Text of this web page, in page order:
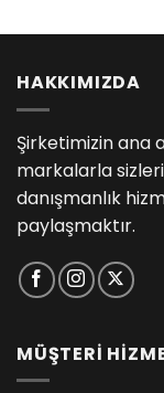
HAKKIMIZDA
Şirketimizin ana
markalarla
danışmanlık
paylaşmaktır.
MÜŞTERİ